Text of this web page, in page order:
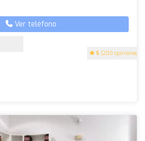
5 (200 opiniones)
Ver teléfono